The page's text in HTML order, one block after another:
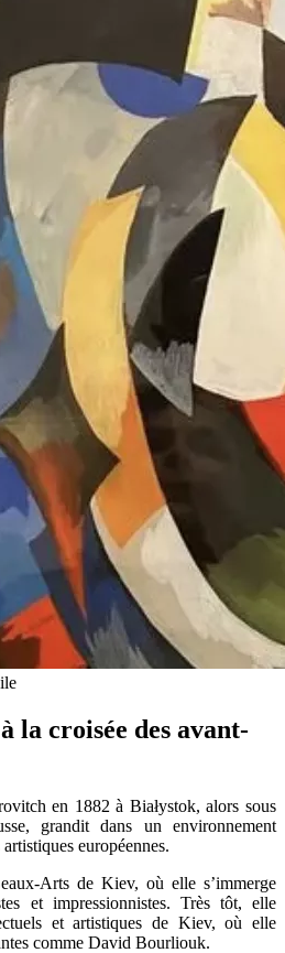
la croisée des avant-
en 1882 à Białystok, alors sous
grandit dans un environnement
européennes.
Arts de Kiev, où elle s’immerge
et impressionnistes. Très tôt, elle
et artistiques de Kiev, où elle
comme David Bourliouk.